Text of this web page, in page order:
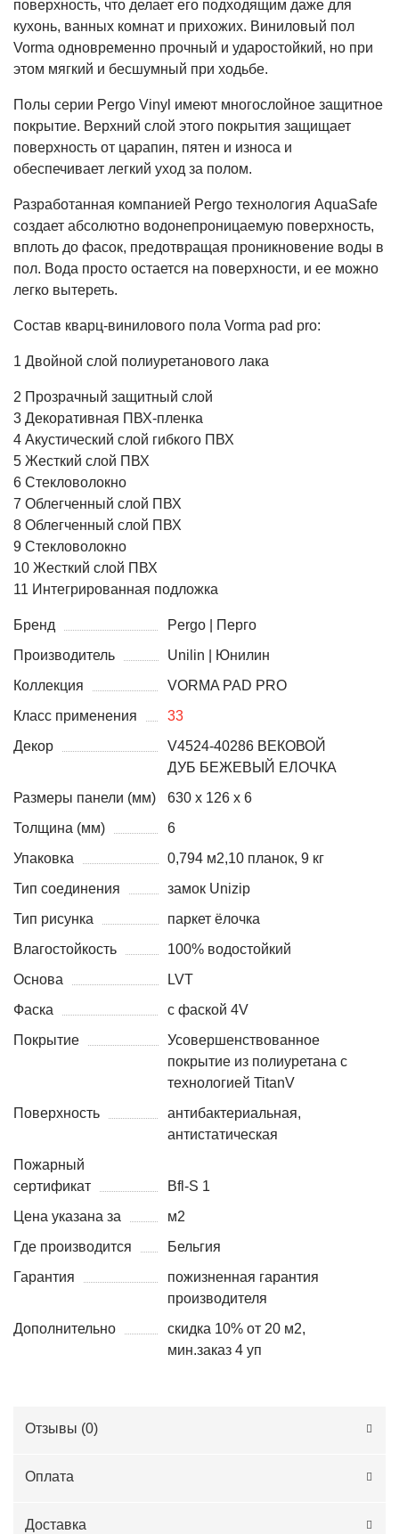
поверхность, что делает его подходящим даже для
кухонь, ванных комнат и прихожих. Виниловый пол
Vorma одновременно прочный и ударостойкий, но при
этом мягкий и бесшумный при ходьбе.
Полы серии Pergo Vinyl имеют многослойное защитное
покрытие. Верхний слой этого покрытия защищает
поверхность от царапин, пятен и износа и
обеспечивает легкий уход за полом.
Разработанная компанией Pergo технология AquaSafe
создает абсолютно водонепроницаемую поверхность,
вплоть до фасок, предотвращая проникновение воды в
пол. Вода просто остается на поверхности, и ее можно
легко вытереть.
Состав кварц-винилового пола Vorma pad pro:
1 Двойной слой полиуретанового лака
2 Прозрачный защитный слой
3 Декоративная ПВХ-пленка
4 Акустический слой гибкого ПВХ
5 Жесткий слой ПВХ
6 Стекловолокно
7 Облегченный слой ПВХ
8 Облегченный слой ПВХ
9 Стекловолокно
10 Жесткий слой ПВХ
11 Интегрированная подложка
Бренд
Pergo | Перго
Производитель
Unilin | Юнилин
Коллекция
VORMA PAD PRO
Класс применения
33
Декор
V4524-40286 ВЕКОВОЙ
ДУБ БЕЖЕВЫЙ ЕЛОЧКА
Размеры панели (мм)
630 x 126 x 6
Толщина (мм)
6
Упаковка
0,794 м2,10 планок, 9 кг
Тип соединения
замок Unizip
Тип рисунка
паркет ёлочка
Влагостойкость
100% водостойкий
Основа
LVT
Фаска
с фаской 4V
Покрытие
Усовершенствованное
покрытие из полиуретана с
технологией TitanV
Поверхность
антибактериальная,
антистатическая
Пожарный
сертификат
Bfl-S 1
Цена указана за
м2
Где производится
Бельгия
Гарантия
пожизненная гарантия
производителя
Дополнительно
скидка 10% от 20 м2,
мин.заказ 4 уп
Отзывы (0)
Оплата
Доставка